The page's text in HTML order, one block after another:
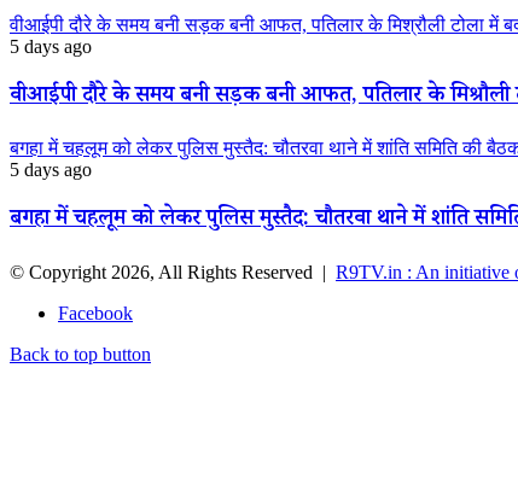
वीआईपी दौरे के समय बनी सड़क बनी आफत, पतिलार के मिश्रौली टोला में
5 days ago
वीआईपी दौरे के समय बनी सड़क बनी आफत, पतिलार के मिश्रौली
बगहा में चहलूम को लेकर पुलिस मुस्तैद: चौतरवा थाने में शांति समिति की
5 days ago
बगहा में चहलूम को लेकर पुलिस मुस्तैद: चौतरवा थाने में शांति
© Copyright 2026, All Rights Reserved | R9TV.in : An initiative
Facebook
Back to top button